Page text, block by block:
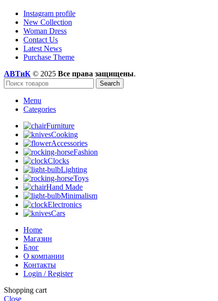
Instagram profile
New Collection
Woman Dress
Contact Us
Latest News
Purchase Theme
АВТиК © 2025 Все права защищены.
Search
Menu
Categories
Furniture
Cooking
Accessories
Fashion
Clocks
Lighting
Toys
Hand Made
Minimalism
Electronics
Cars
Home
Магазин
Блог
О компании
Контакты
Login / Register
Shopping cart
Close